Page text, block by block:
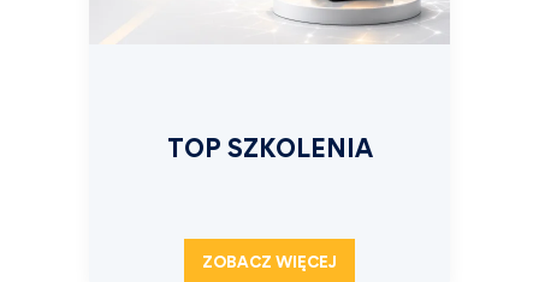
TOP SZKOLENIA
ZOBACZ WIĘCEJ